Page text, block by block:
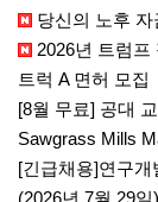
당신의 노후 자금이
2026년 트럼프
트럭 A 면허 모집
Sawgrass Mills
[긴급채용]연구